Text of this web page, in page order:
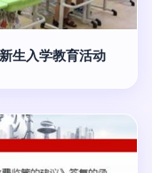
生入学教育活动